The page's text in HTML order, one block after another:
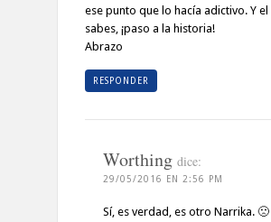
ese punto que lo hacía adictivo. Y el
sabes, ¡paso a la historia!
Abrazo
RESPONDER
Worthing dice:
29/05/2016 EN 2:56 PM
Sí, es verdad, es otro Narrika. 🙁